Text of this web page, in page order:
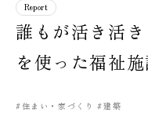
Report
誰もが活き活
を使った福祉
#住まい・家づくり #建築